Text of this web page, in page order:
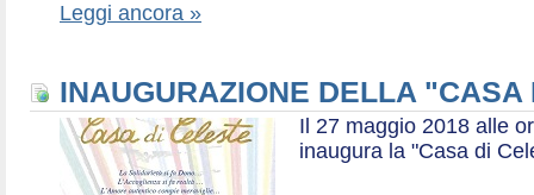
Leggi ancora »
INAUGURAZIONE DELLA
Il 27 maggio 2018 alle
inaugura la "Casa di